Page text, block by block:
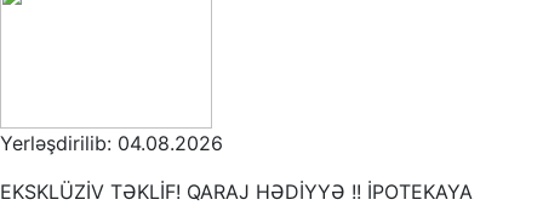
Yerləşdirilib: 04.08.2026
EKSKLÜZİV TƏKLİF! QARAJ HƏDİYYƏ !! İPOTEKAYA